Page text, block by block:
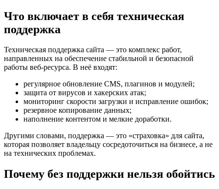
Что включает в себя техническая
поддержка
Техническая поддержка сайта — это комплекс работ,
направленных на обеспечение стабильной и безопасной
работы веб-ресурса. В неё входят:
регулярное обновление CMS, плагинов и модулей;
защита от вирусов и хакерских атак;
мониторинг скорости загрузки и исправление ошибок;
резервное копирование данных;
наполнение контентом и мелкие доработки.
Другими словами, поддержка — это «страховка» для сайта,
которая позволяет владельцу сосредоточиться на бизнесе, а не
на технических проблемах.
Почему без поддержки нельзя обойтись